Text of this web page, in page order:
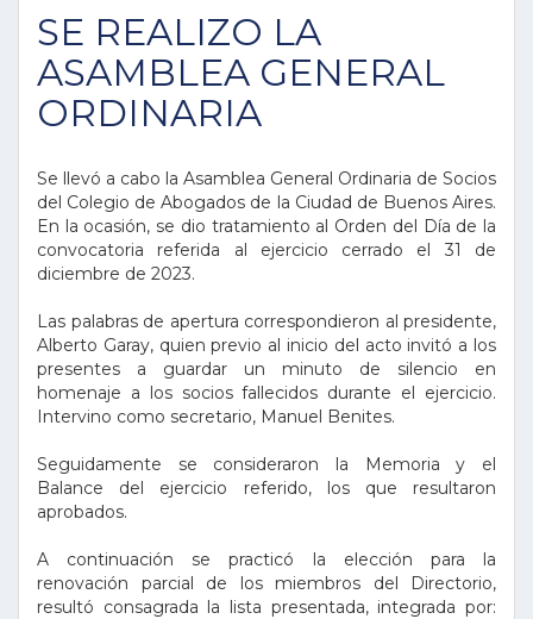
SE REALIZO LA
ASAMBLEA GENERAL
ORDINARIA
Se llevó a cabo la Asamblea General Ordinaria de Socios
del Colegio de Abogados de la Ciudad de Buenos Aires.
En la ocasión, se dio tratamiento al Orden del Día de la
convocatoria referida al ejercicio cerrado el 31 de
diciembre de 2023.
Las palabras de apertura correspondieron al presidente,
Alberto Garay, quien previo al inicio del acto invitó a los
presentes a guardar un minuto de silencio en
homenaje a los socios fallecidos durante el ejercicio.
Intervino como secretario, Manuel Benites.
Seguidamente se consideraron la Memoria y el
Balance del ejercicio referido, los que resultaron
aprobados.
A continuación se practicó la elección para la
renovación parcial de los miembros del Directorio,
resultó consagrada la lista presentada, integrada por: